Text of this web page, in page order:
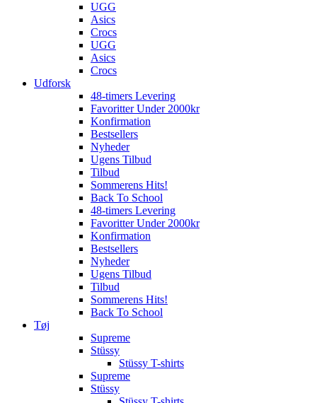
UGG
Asics
Crocs
UGG
Asics
Crocs
Udforsk
48-timers Levering
Favoritter Under 2000kr
Konfirmation
Bestsellers
Nyheder
Ugens Tilbud
Tilbud
Sommerens Hits!
Back To School
48-timers Levering
Favoritter Under 2000kr
Konfirmation
Bestsellers
Nyheder
Ugens Tilbud
Tilbud
Sommerens Hits!
Back To School
Tøj
Supreme
Stüssy
Stüssy T-shirts
Supreme
Stüssy